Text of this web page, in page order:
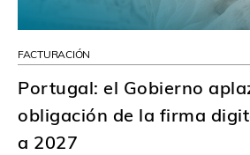
FACTURACIÓN
Portugal: el Gobierno
obligación de la firma
a 2027